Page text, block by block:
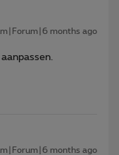
months ago
months ago